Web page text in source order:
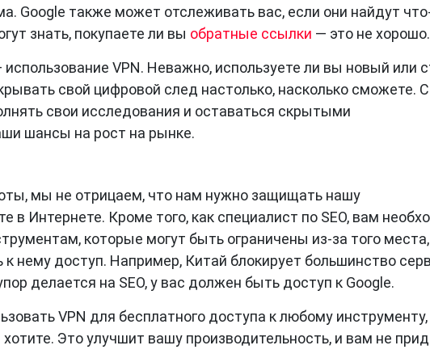
Google также может отслеживать вас, если они найдут
знать, покупаете ли вы обратные ссылки — это не хорошо.
VPN. Неважно, используете ли вы новый или
свой цифровой след настолько, насколько сможете. С
свои исследования и оставаться скрытыми
шансы на рост на рынке.
мы не отрицаем, что нам нужно защищать нашу
в Интернете. Кроме того, как специалист по SEO, вам
которые могут быть ограничены из-за того места,
нему доступ. Например, Китай блокирует большинство
делается на SEO, у вас должен быть доступ к Google.
VPN для бесплатного доступа к любому
Это улучшит вашу производительность, и вам не